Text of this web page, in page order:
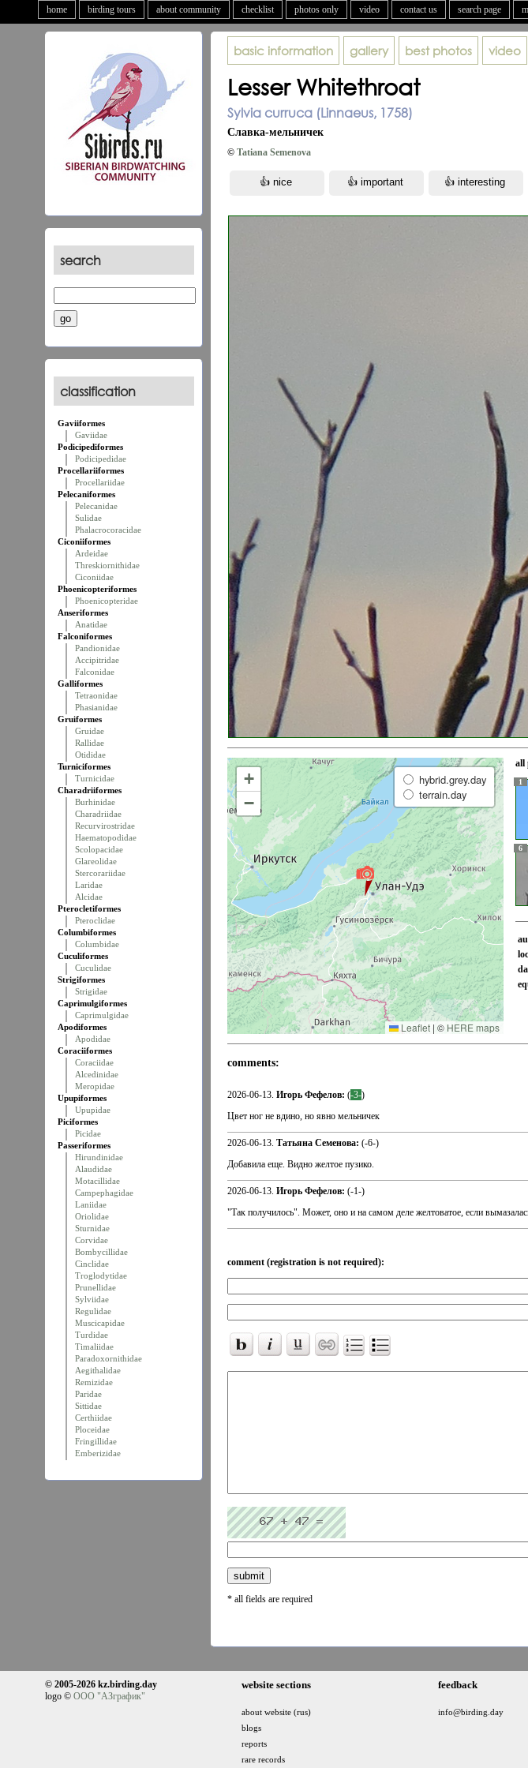
home birding tours about community checklist photos only video contact us search page
search
classification
Gaviiformes
Gaviidae
Podicipediformes
Podicipedidae
Procellariiformes
Procellariidae
Pelecaniformes
Pelecanidae
Sulidae
Phalacrocoracidae
Ciconiiformes
Ardeidae
Threskiornithidae
Ciconiidae
Phoenicopteriformes
Phoenicopteridae
Anseriformes
Anatidae
Falconiformes
Pandionidae
Accipitridae
Falconidae
Galliformes
Tetraonidae
Phasianidae
Gruiformes
Gruidae
Rallidae
Otididae
Turniciformes
Turnicidae
Charadriiformes
Burhinidae
Charadriidae
Recurvirostridae
Haematopodidae
Scolopacidae
Glareolidae
Stercorariidae
Laridae
Alcidae
Pterocletiformes
Pteroclidae
Columbiformes
Columbidae
Cuculiformes
Cuculidae
Strigiformes
Strigidae
Caprimulgiformes
Caprimulgidae
Apodiformes
Apodidae
Coraciiformes
Coraciidae
Alcedinidae
Meropidae
Upupiformes
Upupidae
Piciformes
Picidae
Passeriformes
Hirundinidae
Alaudidae
Motacillidae
Campephagidae
Laniidae
Oriolidae
Sturnidae
Corvidae
Bombycillidae
Cinclidae
Troglodytidae
Prunellidae
Sylviidae
Regulidae
Muscicapidae
Turdidae
Timaliidae
Paradoxornithidae
Aegithalidae
Remizidae
Paridae
Sittidae
Certhiidae
Ploceidae
Fringillidae
Emberizidae
basic information gallery best photos video
Lesser Whitethroat
Sylvia curruca (Linnaeus, 1758)
Славка-мельничек
© Tatiana Semenova
+
−
hybrid.grey.day
terrain.day
Leaflet | © HERE maps
all
1
6
comments:
2026-06-13. Игорь Фефелов: (-3-)
Цвет ног не вдино, но явно мельничек
2026-06-13. Татьяна Семенова: (-6-)
Добавила еще. Видно желтое пузико.
2026-06-13. Игорь Фефелов: (-1-)
"Так получилось". Может, оно и на самом деле желтоватое, если
comment (registration is not required):
* all fields are required
© 2005-2026 kz.birding.day
logo © ООО "АЗграфик"
website sections
about website (rus)
blogs
reports
rare records
feedback
info@birding.day